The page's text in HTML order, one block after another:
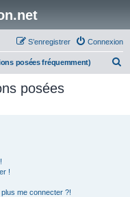
Connexion
S’enregistrer
posées fréquemment)
posées
!
me connecter ?!